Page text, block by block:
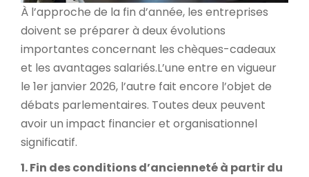
À l’approche de la fin d’année, les entreprises
doivent se préparer à deux évolutions
importantes concernant les chèques-cadeaux
et les avantages salariés.L’une entre en vigueur
le 1er janvier 2026, l’autre fait encore l’objet de
débats parlementaires. Toutes deux peuvent
avoir un impact financier et organisationnel
significatif.
1. Fin des conditions d’ancienneté à partir du